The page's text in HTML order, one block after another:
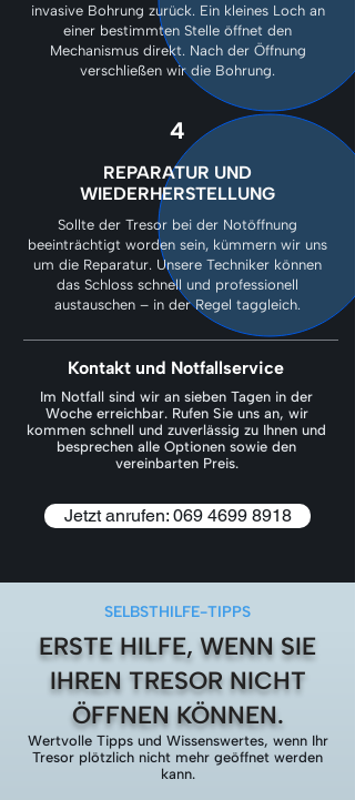
invasive Bohrung zurück. Ein kleines Loch an
einer bestimmten Stelle öffnet den
Mechanismus direkt. Nach der Öffnung
verschließen wir die Bohrung.
4
REPARATUR UND
WIEDERHERSTELLUNG
Sollte der Tresor bei der Notöffnung
beeinträchtigt worden sein, kümmern wir uns
um die Reparatur. Unsere Techniker können
das Schloss schnell und professionell
austauschen – in der Regel taggleich.
Kontakt und Notfallservice
Im Notfall sind wir an sieben Tagen in der
Woche erreichbar. Rufen Sie uns an, wir
kommen schnell und zuverlässig zu Ihnen und
besprechen alle Optionen sowie den
vereinbarten Preis.
Jetzt anrufen: 069 4699 8918
SELBSTHILFE-TIPPS
ERSTE HILFE, WENN SIE
IHREN TRESOR NICHT
ÖFFNEN KÖNNEN.
Wertvolle Tipps und Wissenswertes, wenn Ihr
Tresor plötzlich nicht mehr geöffnet werden
kann.